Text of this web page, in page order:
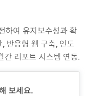
하여 유지보수성과 확
반응형 웹 구축, 인도
간 리포트 시스템 연동.
보세요.